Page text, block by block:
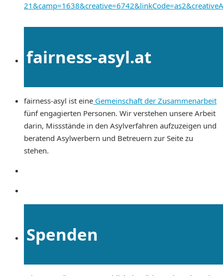
fairness-asyl.at
fairness-asyl ist eine Gemeinschaft der Zusammenarbeit
fünf engagierten Personen. Wir verstehen unsere Arbeit
darin, Missstände in den Asylverfahren aufzuzeigen und
beratend Asylwerbern und Betreuern zur Seite zu
stehen.
Spenden